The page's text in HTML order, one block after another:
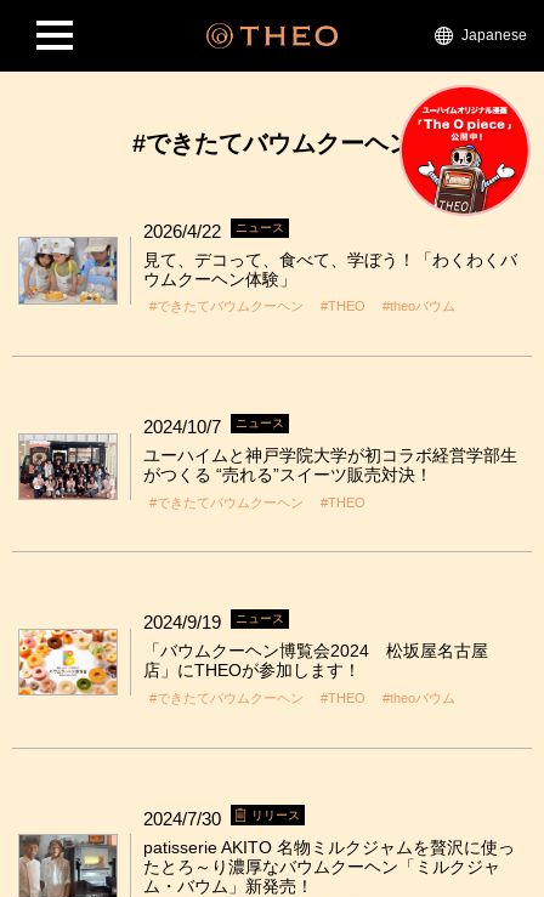
Japanese
#できたてバウムクーヘン
2026/4/22 ニュース
見て、デコって、食べて、学ぼう！「わくわくバ
ウムクーヘン体験」
#できたてバウムクーヘン #THEO #theoバウム
2024/10/7 ニュース
ユーハイムと神戸学院大学が初コラボ経営学部生
がつくる “売れる”スイーツ販売対決！
#できたてバウムクーヘン #THEO
2024/9/19 ニュース
「バウムクーヘン博覧会2024 松坂屋名古屋
店」にTHEOが参加します！
#できたてバウムクーヘン #THEO #theoバウム
2024/7/30 リリース
patisserie AKITO 名物ミルクジャムを贅沢に使っ
たとろ～り濃厚なバウムクーヘン「ミルクジャ
ム・バウム」新発売！